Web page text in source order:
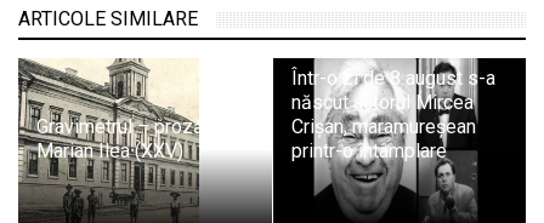
ARTICOLE SIMILARE
Gravimetrul – proză de
Marian Ilea (XXV)
Într-o zi de 8 august s-a
născut actorul Mircea
Crișan, maramureșean
printr-o întâmplare